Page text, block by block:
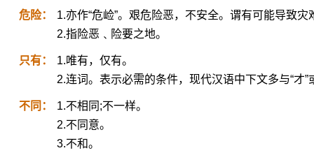
危险：
1.亦作“危崄”。艰危险恶，不安全。谓有可能导致灾
2.指险恶﹑险要之地。
只有：
1.唯有，仅有。
2.连词。表示必需的条件，现代汉语中下文多与“才”
不同：
1.不相同;不一样。
2.不同意。
3.不和。